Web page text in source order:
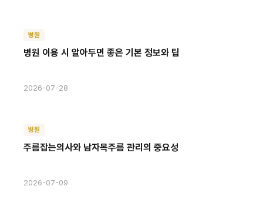
병원
병원 이용 시 알아두면 좋은 기본 정보와 팁
2026-07-28
병원
주름잡는의사와 남자목주름 관리의 중요성
2026-07-09